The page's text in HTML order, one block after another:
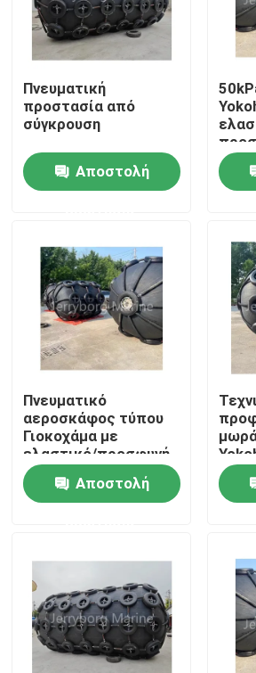
Προϊόντα
Περίπου εμείς
Πνευματική
προστασία από
σύγκρουση
Αποστολή
με
Πνευματικό
αεροσκάφος τύπου
Γιοκοχάμα με
ελαστικό/προσφυγή
με αλυσίδα και δίχτυ
ελαστικώνΑποστολή